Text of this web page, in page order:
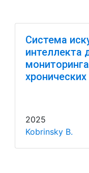
Система
интеллекта
2025
Kobrinsky B.